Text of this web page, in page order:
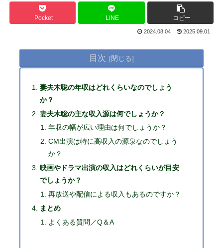
Pocket LINE コピー
2024.08.04 2025.09.01
目次
妻夫木聡の年収はどれくらいなのでしょう
か？
妻夫木聡の主な収入源は何でしょうか？
年収の幅が広い理由は何でしょうか？
CM出演は特に高収入の源泉なのでしょう
か？
映画やドラマ出演の収入はどれくらいが目安
でしょうか？
再放送や配信による収入もあるのですか？
まとめ
よくある質問／Q＆A